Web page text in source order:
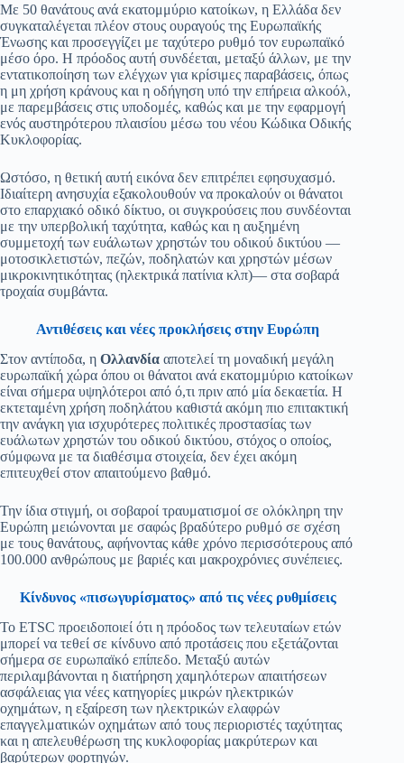
Με 50 θανάτους ανά εκατομμύριο κατοίκων, η Ελλάδα δεν
συγκαταλέγεται πλέον στους ουραγούς της Ευρωπαϊκής
Ένωσης και προσεγγίζει με ταχύτερο ρυθμό τον ευρωπαϊκό
μέσο όρο. Η πρόοδος αυτή συνδέεται, μεταξύ άλλων, με την
εντατικοποίηση των ελέγχων για κρίσιμες παραβάσεις, όπως
η μη χρήση κράνους και η οδήγηση υπό την επήρεια αλκοόλ,
με παρεμβάσεις στις υποδομές, καθώς και με την εφαρμογή
ενός αυστηρότερου πλαισίου μέσω του νέου Κώδικα Οδικής
Κυκλοφορίας.
Ωστόσο, η θετική αυτή εικόνα δεν επιτρέπει εφησυχασμό.
Ιδιαίτερη ανησυχία εξακολουθούν να προκαλούν οι θάνατοι
στο επαρχιακό οδικό δίκτυο, οι συγκρούσεις που συνδέονται
με την υπερβολική ταχύτητα, καθώς και η αυξημένη
συμμετοχή των ευάλωτων χρηστών του οδικού δικτύου —
μοτοσικλετιστών, πεζών, ποδηλατών και χρηστών μέσων
μικροκινητικότητας (ηλεκτρικά πατίνια κλπ)— στα σοβαρά
τροχαία συμβάντα.
Αντιθέσεις και νέες προκλήσεις στην Ευρώπη
Στον αντίποδα, η Ολλανδία αποτελεί τη μοναδική μεγάλη
ευρωπαϊκή χώρα όπου οι θάνατοι ανά εκατομμύριο κατοίκων
είναι σήμερα υψηλότεροι από ό,τι πριν από μία δεκαετία. Η
εκτεταμένη χρήση ποδηλάτου καθιστά ακόμη πιο επιτακτική
την ανάγκη για ισχυρότερες πολιτικές προστασίας των
ευάλωτων χρηστών του οδικού δικτύου, στόχος ο οποίος,
σύμφωνα με τα διαθέσιμα στοιχεία, δεν έχει ακόμη
επιτευχθεί στον απαιτούμενο βαθμό.
Την ίδια στιγμή, οι σοβαροί τραυματισμοί σε ολόκληρη την
Ευρώπη μειώνονται με σαφώς βραδύτερο ρυθμό σε σχέση
με τους θανάτους, αφήνοντας κάθε χρόνο περισσότερους από
100.000 ανθρώπους με βαριές και μακροχρόνιες συνέπειες.
Κίνδυνος «πισωγυρίσματος» από τις νέες ρυθμίσεις
Το ETSC προειδοποιεί ότι η πρόοδος των τελευταίων ετών
μπορεί να τεθεί σε κίνδυνο από προτάσεις που εξετάζονται
σήμερα σε ευρωπαϊκό επίπεδο. Μεταξύ αυτών
περιλαμβάνονται η διατήρηση χαμηλότερων απαιτήσεων
ασφάλειας για νέες κατηγορίες μικρών ηλεκτρικών
οχημάτων, η εξαίρεση των ηλεκτρικών ελαφρών
επαγγελματικών οχημάτων από τους περιοριστές ταχύτητας
και η απελευθέρωση της κυκλοφορίας μακρύτερων και
βαρύτερων φορτηγών.